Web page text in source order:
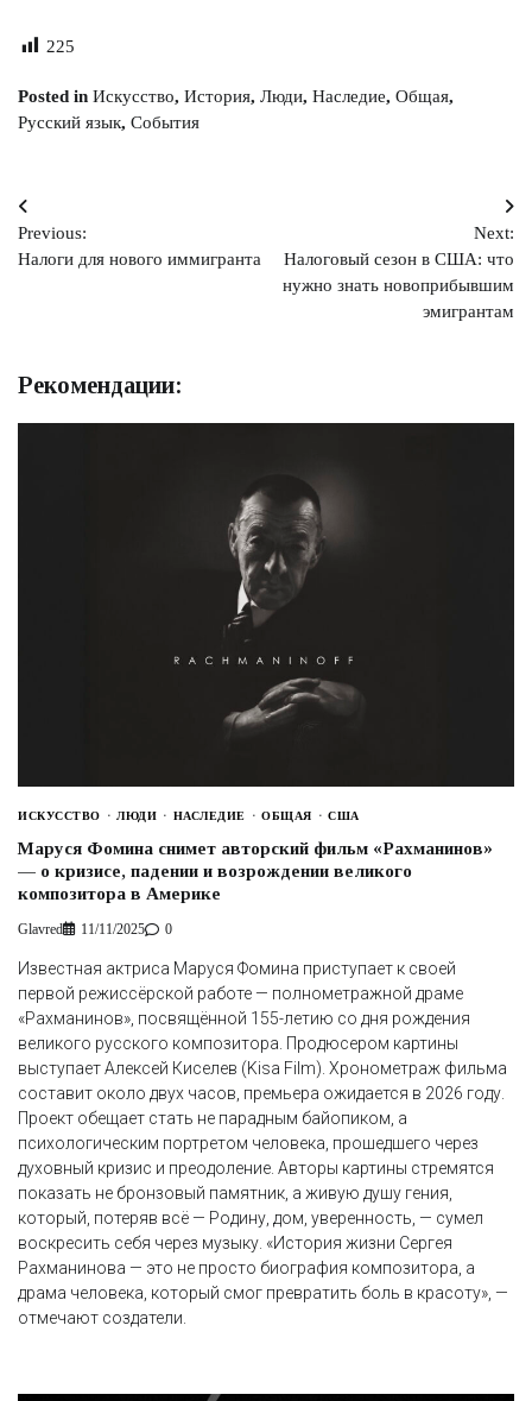
225
Posted in Искусство, История, Люди, Наследие, Общая,
Русский язык, События
Навигация
по
Previous:
Налоги для нового иммигранта
Next:
Налоговый сезон в США: что
нужно знать новоприбывшим
эмигрантам
Рекомендации:
ИСКУССТВО ЛЮДИ НАСЛЕДИЕ ОБЩАЯ США
Маруся Фомина снимет авторский фильм «Рахманинов»
— о кризисе, падении и возрождении великого
композитора в Америке
Glavred 11/11/2025 0
Известная актриса Маруся Фомина приступает к своей
первой режиссёрской работе — полнометражной драме
«Рахманинов», посвящённой 155-летию со дня рождения
великого русского композитора. Продюсером картины
выступает Алексей Киселев (Kisa Film). Хронометраж фильма
составит около двух часов, премьера ожидается в 2026 году.
Проект обещает стать не парадным байопиком, а
психологическим портретом человека, прошедшего через
духовный кризис и преодоление. Авторы картины стремятся
показать не бронзовый памятник, а живую душу гения,
который, потеряв всё — Родину, дом, уверенность, — сумел
воскресить себя через музыку. «История жизни Сергея
Рахманинова — это не просто биография композитора, а
драма человека, который смог превратить боль в красоту», —
отмечают создатели.